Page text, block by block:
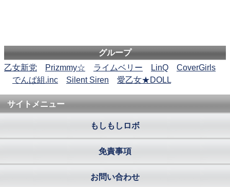
グループ
乙女新党
Prizmmy☆ ライムベリー LinQ
CoverGirls
でんぱ組.inc
Silent Siren 愛乙女★DOLL
サイトメニュー
もしもしロボ
免責事項
お問い合わせ